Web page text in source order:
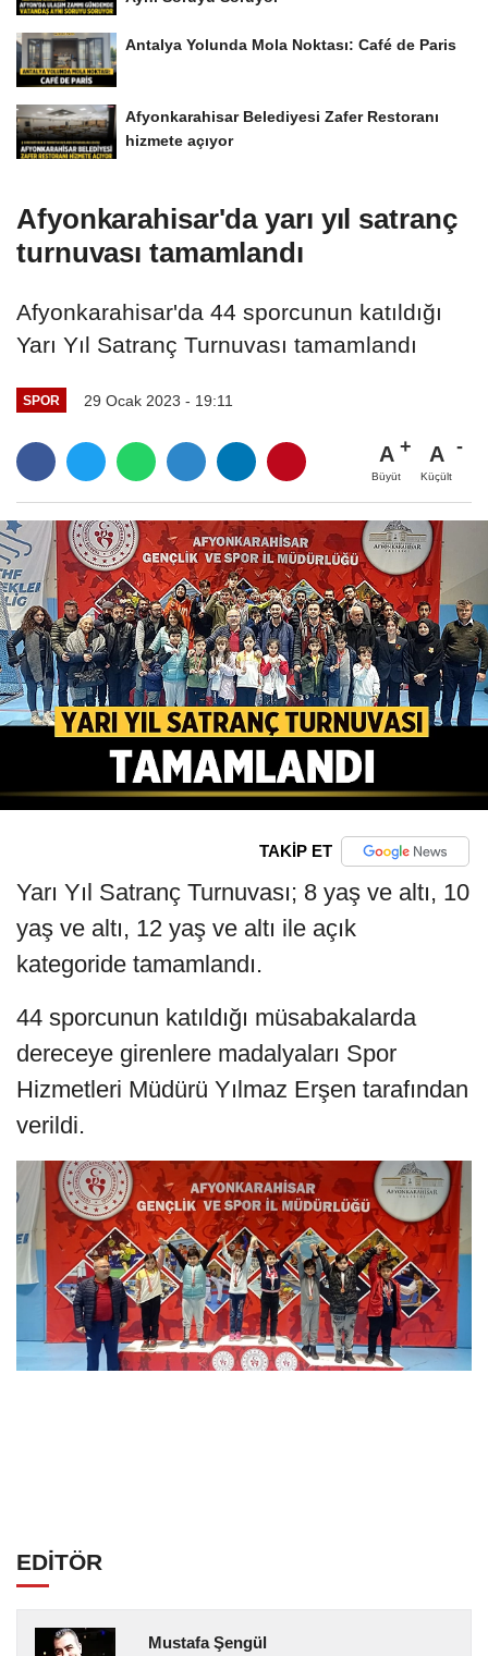
Antalya Yolunda Mola Noktası: Café de Paris
Afyonkarahisar Belediyesi Zafer Restoranı
hizmete açıyor
Afyonkarahisar'da yarı yıl satranç
turnuvası tamamlandı
Afyonkarahisar'da 44 sporcunun katıldığı
Yarı Yıl Satranç Turnuvası tamamlandı
SPOR 29 Ocak 2023 - 19:11
A
Büyüt
A
Küçült
TAKİP ET
Yarı Yıl Satranç Turnuvası; 8 yaş ve altı, 10
yaş ve altı, 12 yaş ve altı ile açık
kategoride tamamlandı.
44 sporcunun katıldığı müsabakalarda
dereceye girenlere madalyaları Spor
Hizmetleri Müdürü Yılmaz Erşen tarafından
verildi.
EDİTÖR
Mustafa Şengül